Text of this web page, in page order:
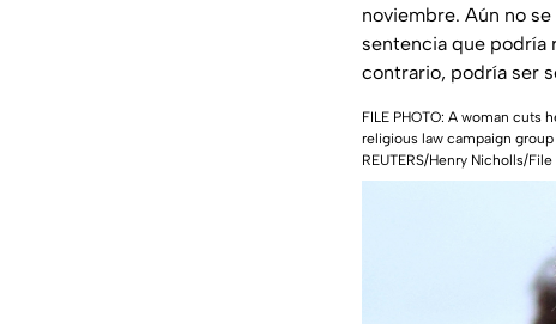
noviembre. Aún no
sentencia que podría
contrario, podría ser
FILE PHOTO: A woman cuts
religious law campaign
REUTERS/Henry Nicholls/File